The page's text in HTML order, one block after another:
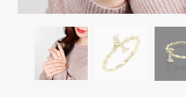
ZENITH
DUNAMIS
デュナミス
オリジナルジ